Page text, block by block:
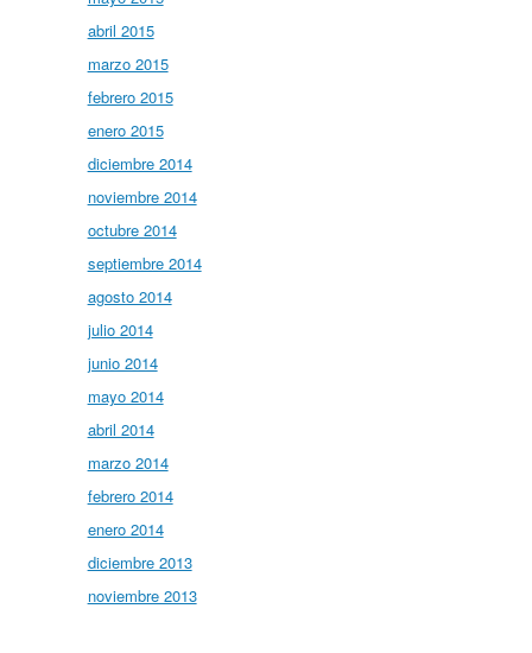
abril 2015
marzo 2015
febrero 2015
enero 2015
diciembre 2014
noviembre 2014
octubre 2014
septiembre 2014
agosto 2014
julio 2014
junio 2014
mayo 2014
abril 2014
marzo 2014
febrero 2014
enero 2014
diciembre 2013
noviembre 2013